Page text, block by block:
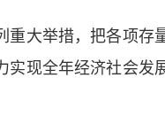
大举措，把各项存
实现全年经济社会发